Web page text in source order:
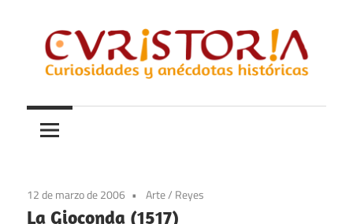
contenido
Curistoria
y
anécdotas
historia
12 de marzo de 2006 Arte/ Reyes
La Gioconda (1517)